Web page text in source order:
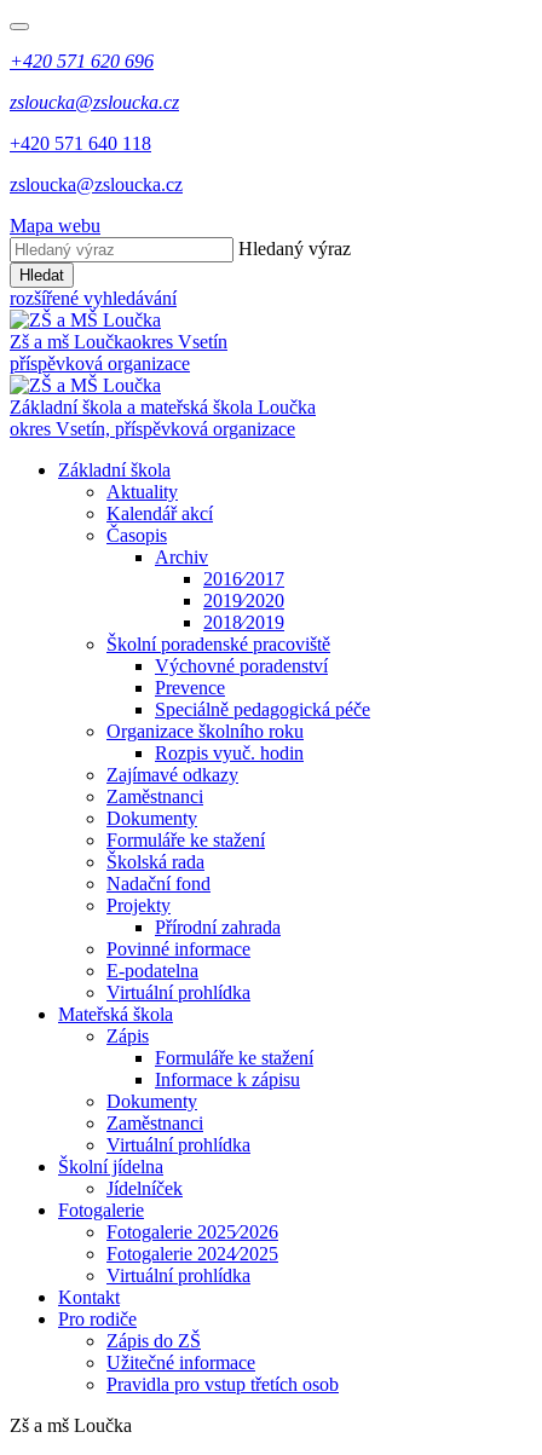
+420 571 620 696
zsloucka@zsloucka.cz
+420 571 640 118
zsloucka@zsloucka.cz
Mapa webu
Hledaný výraz
Hledat
rozšířené vyhledávání
Zš a mš Loučkaokres Vsetín
příspěvková organizace
Základní škola a mateřská škola Loučka
okres Vsetín, příspěvková organizace
Základní škola
Aktuality
Kalendář akcí
Časopis
Archiv
2016⁄2017
2019⁄2020
2018⁄2019
Školní poradenské pracoviště
Výchovné poradenství
Prevence
Speciálně pedagogická péče
Organizace školního roku
Rozpis vyuč. hodin
Zajímavé odkazy
Zaměstnanci
Dokumenty
Formuláře ke stažení
Školská rada
Nadační fond
Projekty
Přírodní zahrada
Povinné informace
E-podatelna
Virtuální prohlídka
Mateřská škola
Zápis
Formuláře ke stažení
Informace k zápisu
Dokumenty
Zaměstnanci
Virtuální prohlídka
Školní jídelna
Jídelníček
Fotogalerie
Fotogalerie 2025⁄2026
Fotogalerie 2024⁄2025
Virtuální prohlídka
Kontakt
Pro rodiče
Zápis do ZŠ
Užitečné informace
Pravidla pro vstup třetích osob
Zš a mš Loučka